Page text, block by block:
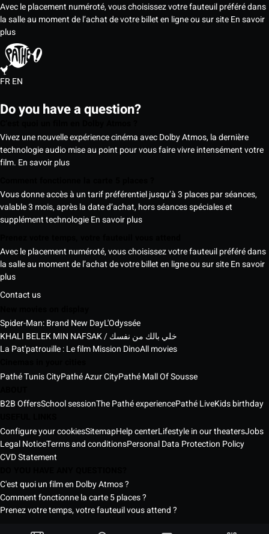
Avec le placement numéroté, vous choisissez votre fauteuil préféré dans
la salle au moment de l’achat de votre billet en ligne ou sur siteEn savoir
plus
FREN
Do you have a question?
Vivez une nouvelle expérience cinéma avec Dolby Atmos, la dernière
technologie audio mise au point pour vous faire vivre intensément votre
film. En savoir plus
Vous donne accès à un tarif préférentiel jusqu’à 3 places par séances,
valable 3 mois, après la date d’achat, hors séances spéciales et
supplément technologieEn savoir plus
Avec le placement numéroté, vous choisissez votre fauteuil préféré dans
la salle au moment de l’achat de votre billet en ligne ou sur siteEn savoir
plus
Contact us
Spider-Man: Brand New DayL'Odyssée
KHALI BELEK MIN NAFSAK / خلي بالك من نفسك
La Pat'patrouille : Le film Mission DinoAll movies
Pathé Tunis CityPathé Azur CityPathé Mall Of Sousse
B2B OffersSchool sessionThe Pathé experiencePathé LiveKids birthday
Configure your cookiesSitemapHelp centerLifestyle in our theatersJobs
Legal NoticeTerms and conditionsPersonal Data Protection Policy
CVD Statement
C'est quoi un film en Dolby Atmos ?
Comment fonctionne la carte 5 places ?
Prenez votre temps, votre fauteuil vous attend ?